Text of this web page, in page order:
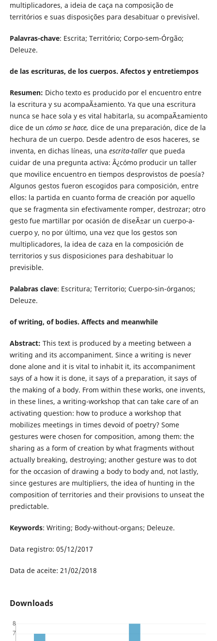
multiplicadores, a ideia de caça na composição de
territórios e suas disposições para desabituar o previsível.
Palavras-chave: Escrita; Território; Corpo-sem-Órgão;
Deleuze.
de las escrituras, de los cuerpos. Afectos y entretiempos
Resumen: Dicho texto es producido por el encuentro entre
la escritura y su acompaÃ±amiento. Ya que una escritura
nunca se hace sola y es vital habitarla, su acompaÃ±amiento
dice de un cómo se hace, dice de una preparación, dice de la
hechura de un cuerpo. Desde adentro de esos haceres, se
inventa, en dichas líneas, una escrita-tallerque pueda
cuidar de una pregunta activa: Â¿cómo producir un taller
que movilice encuentro en tiempos desprovistos de poesía?
Algunos gestos fueron escogidos para composición, entre
ellos: la partida en cuanto forma de creación por aquello
que se fragmenta sin efectivamente romper, destrozar; otro
gesto fue martillar por ocasión de diseÃ±ar un cuerpo-a-
cuerpo y, no por último, una vez que los gestos son
multiplicadores, la idea de caza en la composición de
territorios y sus disposiciones para deshabituar lo
previsible.
Palabras clave: Escritura; Territorio; Cuerpo-sin-órganos;
Deleuze.
of writing, of bodies. Affects and meanwhile
Abstract: This text is produced by a meeting between a
writing and its accompaniment. Since a writing is never
done alone and it is vital to inhabit it, its accompaniment
says of a how it is done, it says of a preparation, it says of
the making of a body. From within these works, one invents,
in these lines, a writing-workshop that can take care of an
activating question: how to produce a workshop that
mobilizes meetings in times devoid of poetry? Some
gestures were chosen for composition, among them: the
sharing as a form of creation by what fragments without
actually breaking, destroying; another gesture was to dot
for the occasion of drawing a body to body and, not lastly,
since gestures are multipliers, the idea of hunting in the
composition of territories and their provisions to unseat the
predictable.
Keywords: Writing; Body-without-organs; Deleuze.
Data registro: 05/12/2017
Data de aceite: 21/02/2018
Downloads